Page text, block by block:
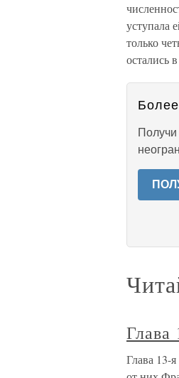
уступала
только
остались
Получи
Глава
Глава 13-